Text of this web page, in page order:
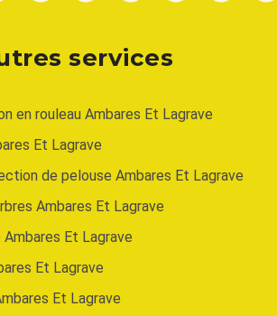
services
en rouleau Ambares Et Lagrave
Et Lagrave
de pelouse Ambares Et Lagrave
Ambares Et Lagrave
Ambares Et Lagrave
Et Lagrave
Et Lagrave